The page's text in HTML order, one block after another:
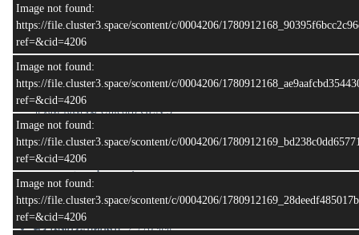
Image not found:
https://file.cluster3.space/scontent/c/0004206/
ref=&cid=4206
Image not found:
https://file.cluster3.space/scontent/c/0004206/
ref=&cid=4206
Image not found:
https://file.cluster3.space/scontent/c/0004206/
ref=&cid=4206
Image not found:
https://file.cluster3.space/scontent/c/0004206/
ref=&cid=4206
กร 108 ภูเก็ต ( ไม่รวมป้ายทะเบียน)
ราคา : 359,000 บาท
🔰อุปกรณ์เสริม
ฝาท้ายระบบไฟฟ้า
ช่วงล่างเสริม Unicorb GEN.3
แม็กซ์ พร้อม ยางBlackhawk Hisend Ridgecrawler R/T
รายละเอียเครื่องยนต์
เครื่องยนต์:
รหัส XLD28 ดีเซล 4 สูบแถวเรียง 16 วาล์ว คอมมอน
เรล เทอร์โบแปรผัน (VGT) และอินเตอร์คูลเลอร์
ความจุกระบอกสูบ:2,776 ซีซี